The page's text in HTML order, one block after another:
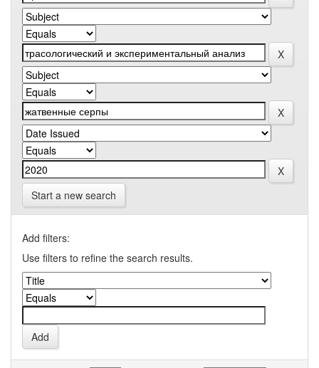
Start a new search
Add filters:
Use filters to refine the search results.